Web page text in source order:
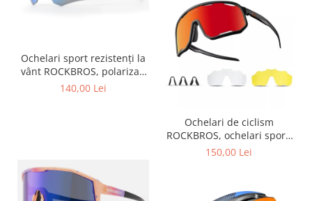
Ochelari sport rezistenți la
vânt ROCKBROS, polarizați
pentru ciclism, ochelari de
140,00 Lei
Ochelari de ciclism
ROCKBROS, ochelari sport,
ramă fotocromatică TR
150,00 Lei